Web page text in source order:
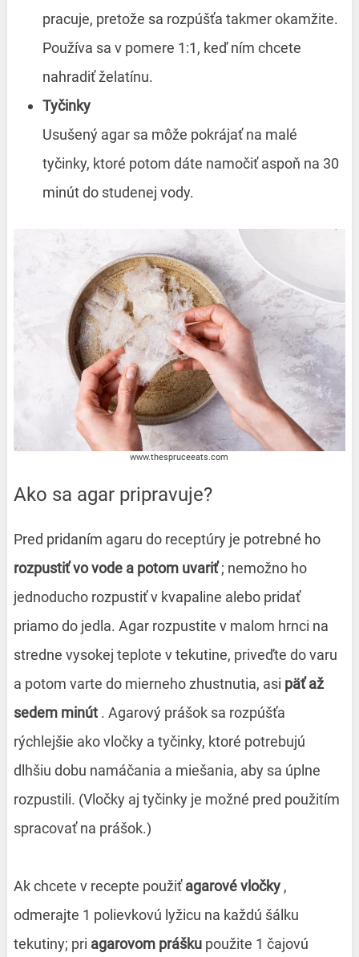
pracuje, pretože sa rozpúšťa takmer okamžite.
Používa sa v pomere 1:1, keď ním chcete
nahradiť želatínu.
Tyčinky
Usušený agar sa môže pokrájať na malé
tyčinky, ktoré potom dáte namočiť aspoň na 30
minút do studenej vody.
www.thespruceeats.com
Ako sa agar pripravuje?
Pred pridaním agaru do receptúry je potrebné ho
rozpustiť vo vode a potom uvariť; nemožno ho
jednoducho rozpustiť v kvapaline alebo pridať
priamo do jedla. Agar rozpustite v malom hrnci na
stredne vysokej teplote v tekutine, priveďte do varu
a potom varte do mierneho zhustnutia, asi päť až
sedem minút. Agarový prášok sa rozpúšťa
rýchlejšie ako vločky a tyčinky, ktoré potrebujú
dlhšiu dobu namáčania a miešania, aby sa úplne
rozpustili. (Vločky aj tyčinky je možné pred použitím
spracovať na prášok.)
Ak chcete v recepte použiťagarové vločky,
odmerajte 1 polievkovú lyžicu na každú šálku
tekutiny; pri agarovom práškupoužite 1 čajovú